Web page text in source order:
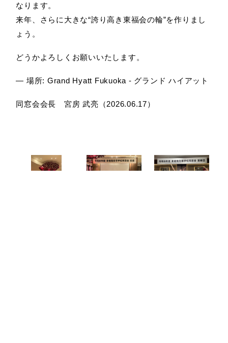
アクセス
ブランドガイドライン
なります。
来年、さらに大きな“誇り高き東福会の輪”を作りまし
ょう。
どうかよろしくお願いいたします。
— 場所: Grand Hyatt Fukuoka - グランド ハイアット
同窓会会長 宮房 武亮（2026.06.17）